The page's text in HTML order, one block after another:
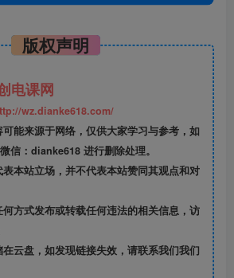
版权声明
电课网
wz.dianke618.com/
能来源于网络，仅供大家学习与参考，如
信：dianke618 进行删除处理。
本站立场，并不代表本站赞同其观点和对
方式发布或转载任何违法的相关信息，访
云盘，如发现链接失效，请联系我们我们